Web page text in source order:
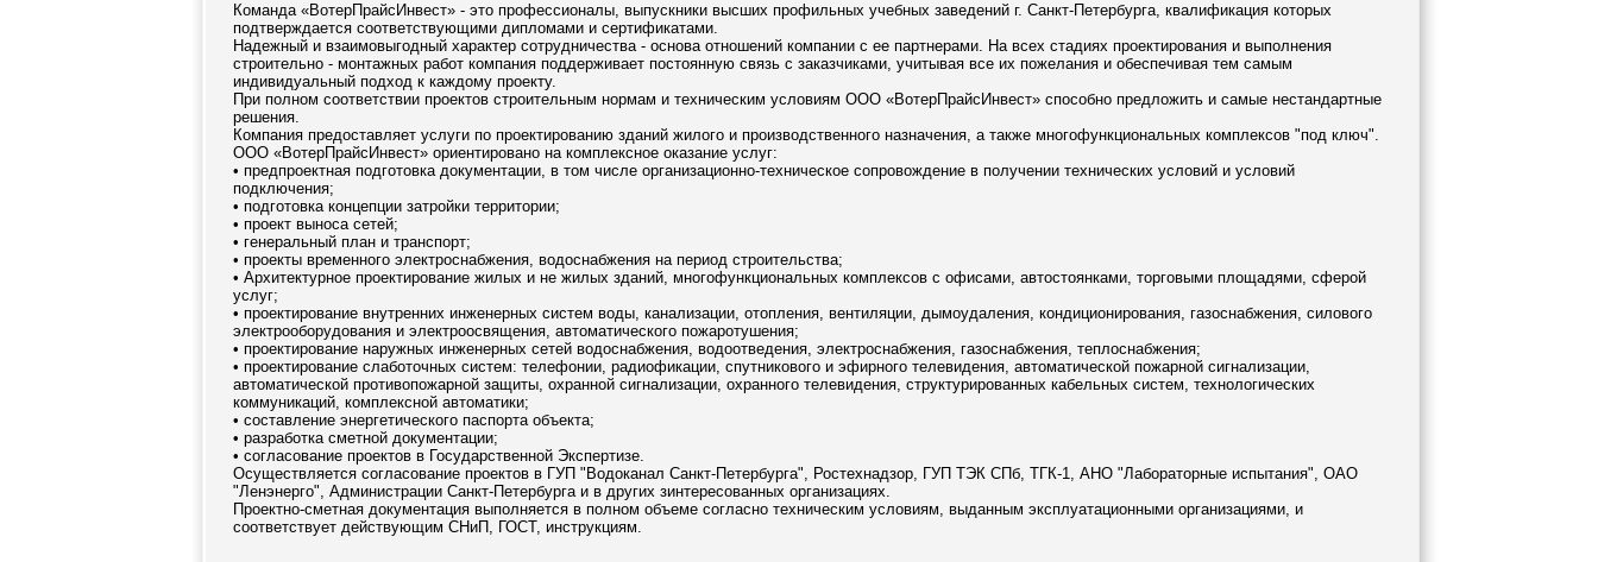
Команда «ВотерПрайсИнвест» - это профессионалы, выпускники высших профильных учебных заведений г. Санкт-Петербурга, квалификация которых
подтверждается соответствующими дипломами и сертификатами.
Надежный и взаимовыгодный характер сотрудничества - основа отношений компании с ее партнерами. На всех стадиях проектирования и выполнения
строительно - монтажных работ компания поддерживает постоянную связь с заказчиками, учитывая все их пожелания и обеспечивая тем самым
индивидуальный подход к каждому проекту.
При полном соответствии проектов строительным нормам и техническим условиям ООО «ВотерПрайсИнвест» способно предложить и самые нестандартные
решения.
Компания предоставляет услуги по проектированию зданий жилого и производственного назначения, а также многофункциональных комплексов "под ключ".
ООО «ВотерПрайсИнвест» ориентировано на комплексное оказание услуг:
• предпроектная подготовка документации, в том числе организационно-техническое сопровождение в получении технических условий и условий
подключения;
• подготовка концепции затройки территории;
• проект выноса сетей;
• генеральный план и транспорт;
• проекты временного электроснабжения, водоснабжения на период строительства;
• Архитектурное проектирование жилых и не жилых зданий, многофункциональных комплексов с офисами, автостоянками, торговыми площадями, сферой
услуг;
• проектирование внутренних инженерных систем воды, канализации, отопления, вентиляции, дымоудаления, кондиционирования, газоснабжения, силового
электрооборудования и электроосвящения, автоматического пожаротушения;
• проектирование наружных инженерных сетей водоснабжения, водоотведения, электроснабжения, газоснабжения, теплоснабжения;
• проектирование слаботочных систем: телефонии, радиофикации, спутникового и эфирного телевидения, автоматической пожарной сигнализации,
автоматической противопожарной защиты, охранной сигнализации, охранного телевидения, структурированных кабельных систем, технологических
коммуникаций, комплексной автоматики;
• составление энергетического паспорта объекта;
• разработка сметной документации;
• согласование проектов в Государственной Экспертизе.
Осуществляется согласование проектов в ГУП "Водоканал Санкт-Петербурга", Ростехнадзор, ГУП ТЭК СПб, ТГК-1, АНО "Лабораторные испытания", ОАО
"Ленэнерго", Администрации Санкт-Петербурга и в других зинтересованных организациях.
Проектно-сметная документация выполняется в полном объеме согласно техническим условиям, выданным эксплуатационными организациями, и
соответствует действующим СНиП, ГОСТ, инструкциям.